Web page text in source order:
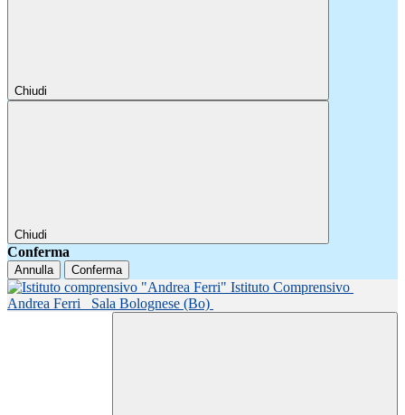
Chiudi
Chiudi
Conferma
Annulla Conferma
Istituto Comprensivo
Andrea Ferri
Sala Bolognese (Bo)